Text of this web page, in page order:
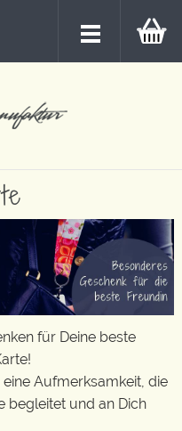
für Deine beste
Aufmerksamkeit, die
begleitet und an Dich